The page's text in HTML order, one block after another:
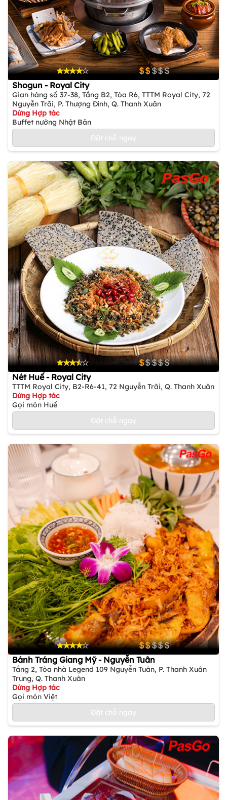
Shogun - Royal City
Gian hàng số 37-38, Tầng B2, Tòa R6, TTTM Royal City, 72
Nguyễn Trãi, P. Thượng Đình, Q. Thanh Xuân
Dừng Hợp tác
Buffet nướng Nhật Bản
Đặt chỗ ngay
Nét Huế - Royal City
TTTM Royal City, B2-R6-41, 72 Nguyễn Trãi, Q. Thanh Xuân
Dừng Hợp tác
Gọi món Huế
Đặt chỗ ngay
Bánh Tráng Giang Mỹ - Nguyễn Tuân
Tầng 2, Tòa nhà Legend 109 Nguyễn Tuân, P. Thanh Xuân
Trung, Q. Thanh Xuân
Dừng Hợp tác
Gọi món Việt
Đặt chỗ ngay